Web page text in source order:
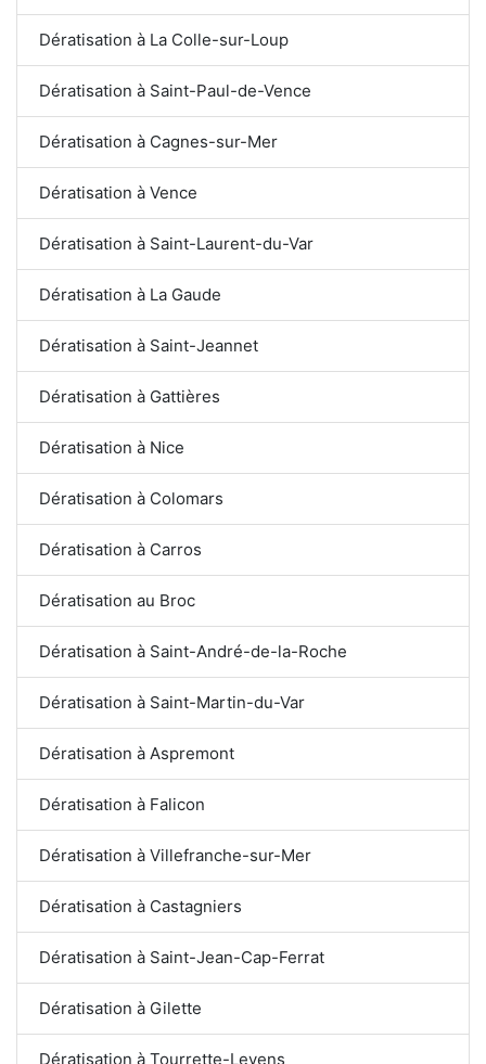
Dératisation à La Colle-sur-Loup
Dératisation à Saint-Paul-de-Vence
Dératisation à Cagnes-sur-Mer
Dératisation à Vence
Dératisation à Saint-Laurent-du-Var
Dératisation à La Gaude
Dératisation à Saint-Jeannet
Dératisation à Gattières
Dératisation à Nice
Dératisation à Colomars
Dératisation à Carros
Dératisation au Broc
Dératisation à Saint-André-de-la-Roche
Dératisation à Saint-Martin-du-Var
Dératisation à Aspremont
Dératisation à Falicon
Dératisation à Villefranche-sur-Mer
Dératisation à Castagniers
Dératisation à Saint-Jean-Cap-Ferrat
Dératisation à Gilette
Dératisation à Tourrette-Levens